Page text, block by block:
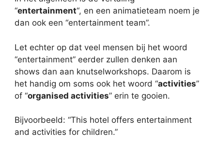
“entertainment“, en een animatieteam noem je
dan ook een “entertainment team”.
Let echter op dat veel mensen bij het woord
“entertainment” eerder zullen denken aan
shows dan aan knutselworkshops. Daarom is
het handig om soms ook het woord “activities”
of “organised activities” erin te gooien.
Bijvoorbeeld: “This hotel offers entertainment
and activities for children.”